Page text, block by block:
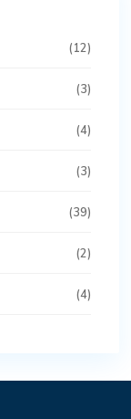
(12)
(3)
(4)
(3)
(39)
(2)
(4)